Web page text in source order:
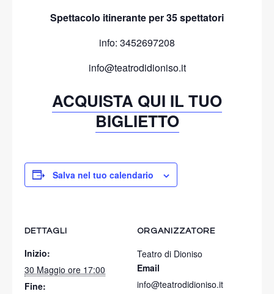
Spettacolo itinerante per 35 spettatori
info: 3452697208
info@teatrodidioniso.it
ACQUISTA QUI IL TUO
BIGLIETTO
Salva nel tuo calendario
DETTAGLI
Inizio:
30 Maggio ore 17:00
Fine:
ORGANIZZATORE
Teatro di Dioniso
Email
info@teatrodidioniso.it